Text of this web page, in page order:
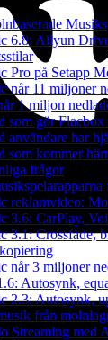
6.8: Aliyun
Pro på Setapp
når 11 miljoner
1 miljon
som gör
användare har
som kommer
frågor
reklamvideo:
3.6: CarPlay,
3.1: Crossfade,
når 3 miljoner
Autosynk,
2.3: Autosynk,
från
Streaming med